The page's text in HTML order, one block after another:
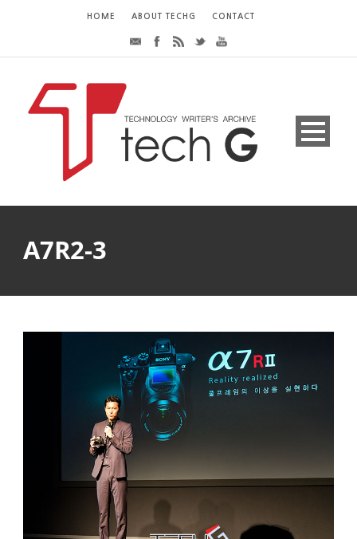
HOME ABOUT TECHG CONTACT
A7R2-3